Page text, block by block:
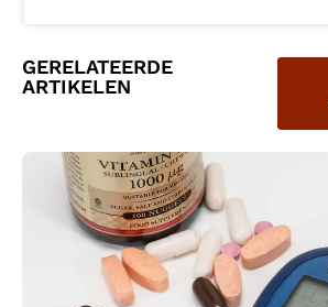
GERELATEERDE
ARTIKELEN